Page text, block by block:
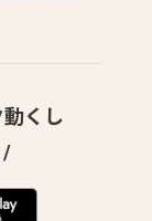
くし
/